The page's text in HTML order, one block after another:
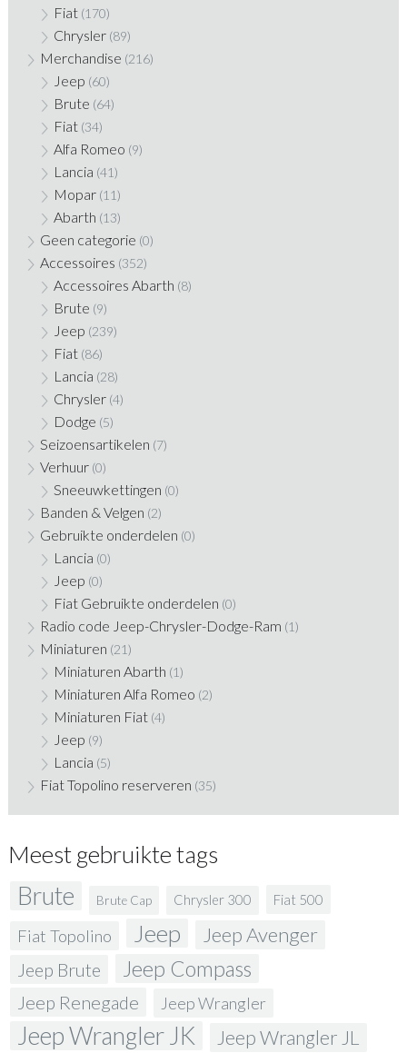
Fiat (170)
Chrysler (89)
Merchandise (216)
Jeep (60)
Brute (64)
Fiat (34)
Alfa Romeo (9)
Lancia (41)
Mopar (11)
Abarth (13)
Geen categorie (0)
Accessoires (352)
Accessoires Abarth (8)
Brute (9)
Jeep (239)
Fiat (86)
Lancia (28)
Chrysler (4)
Dodge (5)
Seizoensartikelen (7)
Verhuur (0)
Sneeuwkettingen (0)
Banden & Velgen (2)
Gebruikte onderdelen (0)
Lancia (0)
Jeep (0)
Fiat Gebruikte onderdelen (0)
Radio code Jeep-Chrysler-Dodge-Ram (1)
Miniaturen (21)
Miniaturen Abarth (1)
Miniaturen Alfa Romeo (2)
Miniaturen Fiat (4)
Jeep (9)
Lancia (5)
Fiat Topolino reserveren (35)
Meest gebruikte tags
Brute Brute Cap Chrysler 300 Fiat 500
Fiat Topolino Jeep Jeep Avenger
Jeep Brute Jeep Compass
Jeep Renegade Jeep Wrangler
Jeep Wrangler JK Jeep Wrangler JL